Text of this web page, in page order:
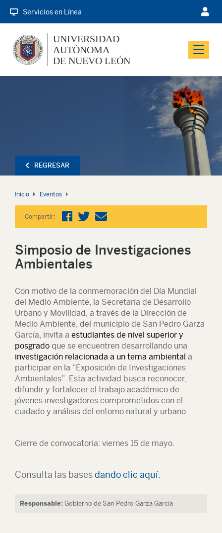
Servicios en Línea
Menu
UNIVERSIDAD
AUTÓNOMA
DE NUEVO LEÓN
REGRESAR
Inicio Eventos
Compartir:
Simposio de Investigaciones
Ambientales
Con motivo de la conmemoración del Día Mundial
del Medio Ambiente, la Secretaría de Desarrollo
Urbano y Movilidad, a través de la Dirección de
Medio Ambiente, del municipio de San Pedro Garza
García, invita a estudiantes de nivel superior y
posgrado que se encuentren desarrollando una
investigación relacionada a un tema ambiental a
participar en la “Exposición de Investigaciones
Ambientales”. Esta actividad busca reconocer,
difundir y fortalecer el trabajo académico de
jóvenes investigadores comprometidos con el
cuidado y análisis del entorno natural y urbano.
Cierre de convocatoria: viernes 15 de mayo.
Consulta las basesdando clic aquí
Responsable: Gobierno de San Pedro Garza García